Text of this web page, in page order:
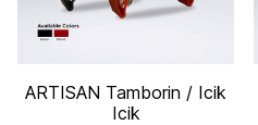
ARTISAN Tamborin / Icik
Icik